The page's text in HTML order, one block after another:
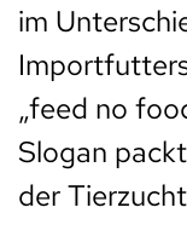
im
„feed no
Slogan
der